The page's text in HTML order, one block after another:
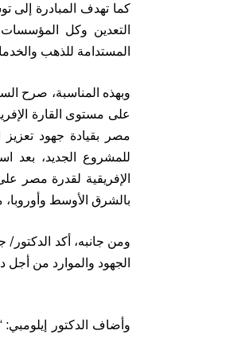
كما تهدف المبادرة إلى
التعدين وكل
المستدامة للذهب
وبهذه المناسبة، صرح
على مستوى القارة
مصر بقيادة جهود تعزيز
للمشروع الجديد، بعد
الإفريقية لقدرة مصر
بالشرق الأوسط
ومن جانبه، أكد الدكتور/
الجهود والموارد من أجل
وأضاف الدكتور إيلومبي: